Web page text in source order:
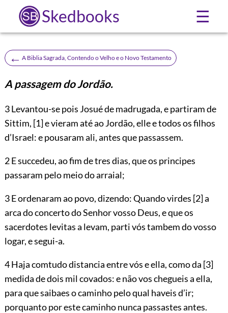
Skedbooks ☰
← A Biblia Sagrada, Contendo o Velho e o Novo Testamento
A passagem do Jordão.
3Levantou-se pois Josué de madrugada, e partiram de
Sittim, [1]e vieram até ao Jordão, elle e todos os filhos
d’Israel: e pousaram ali, antes que passassem.
2 E succedeu, ao fim de tres dias, que os principes
passaram pelo meio do arraial;
3 E ordenaram ao povo, dizendo: Quando virdes [2]a
arca do concerto do Senhor vosso Deus, e que os
sacerdotes levitas a levam, parti vós tambem do vosso
logar, e segui-a.
4 Haja comtudo distancia entre vós e ella, como da [3]
medida de dois mil covados: e não vos chegueis a ella,
para que saibaes o caminho pelo qual haveis d’ir;
porquanto por este caminho nunca passastes antes.